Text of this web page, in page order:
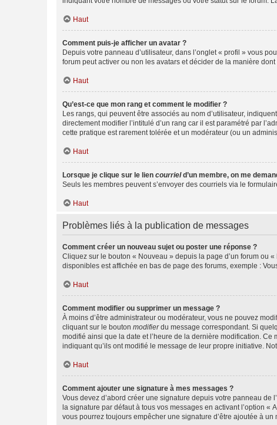
Haut
Comment puis-je afficher un avatar ?
Depuis votre panneau d’utilisateur, dans l’onglet « profil » vous
forum peut activer ou non les avatars et décider de la manière
Haut
Qu’est-ce que mon rang et comment le modifier ?
Les rangs, qui peuvent être associés au nom d’utilisateur,
directement modifier l’intitulé d’un rang car il est paramétré par
cette pratique est rarement tolérée et un modérateur (ou un
Haut
Lorsque je clique sur le lien courrield’un membre, on me
Seuls les membres peuvent s’envoyer des courriels via le
Haut
Problèmes liés à la publication de messages
Comment créer un nouveau sujet ou poster une réponse ?
Cliquez sur le bouton « Nouveau » depuis la page d’un forum ou
disponibles est affichée en bas de page des forums, exemple :
Haut
Comment modifier ou supprimer un message ?
À moins d’être administrateur ou modérateur, vous ne pouvez
cliquant sur le bouton modifierdu message correspondant. Si
modifié ainsi que la date et l’heure de la dernière modification.
indiquant qu’ils ont modifié le message de leur propre initiative.
Haut
Comment ajouter une signature à mes messages ?
Vous devez d’abord créer une signature depuis votre panneau de
la signature par défaut à tous vos messages en activant l’option
vous pourrez toujours empêcher une signature d’être ajoutée à